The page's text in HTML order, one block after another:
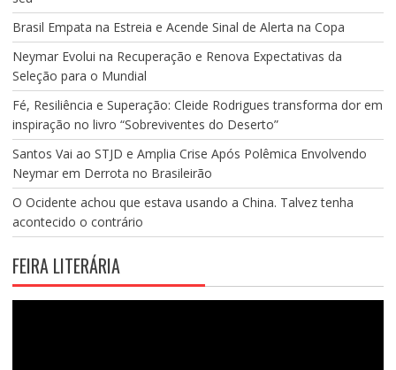
Brasil Empata na Estreia e Acende Sinal de Alerta na Copa
Neymar Evolui na Recuperação e Renova Expectativas da
Seleção para o Mundial
Fé, Resiliência e Superação: Cleide Rodrigues transforma dor em
inspiração no livro “Sobreviventes do Deserto”
Santos Vai ao STJD e Amplia Crise Após Polêmica Envolvendo
Neymar em Derrota no Brasileirão
O Ocidente achou que estava usando a China. Talvez tenha
acontecido o contrário
FEIRA LITERÁRIA